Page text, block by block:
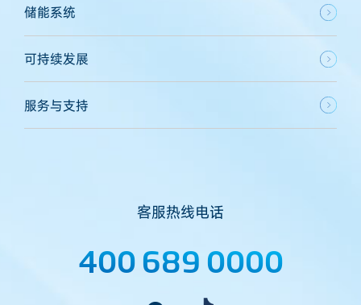
储能系统
可持续发展
服务与支持
客服热线电话
400 689 0000